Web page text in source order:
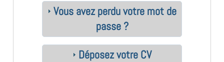
Vous avez perdu votre mot de
passe ?
Déposez votre CV